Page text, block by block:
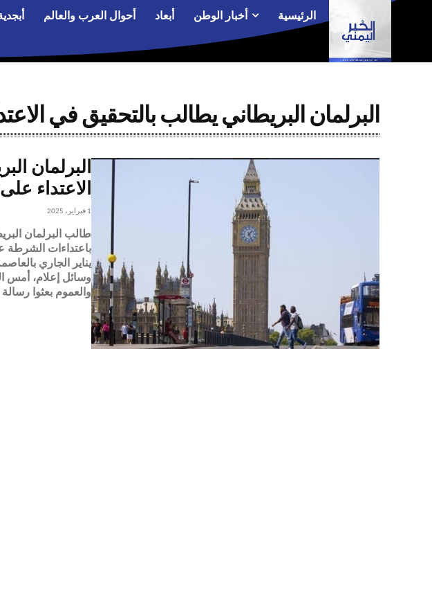
الرئيسية أخبار الوطن أبعاد أحوال العرب والعالم
البرلمان البريطاني يطالب بالتحقيق في
البرلمان
الاعتداء
1 فبراير، 2025
طالب البرلمان
والعموم بعثوا